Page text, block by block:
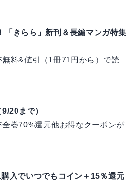
「きらら」新刊＆長編マンガ特集
無料&値引（1冊71円から）で読
20まで）
全巻70%還元他お得なクーポンが
入でいつでもコイン＋15％還元